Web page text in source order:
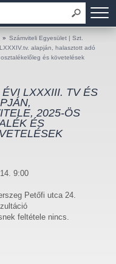
» Számviteli Egyesület | Szt.
alapján, halasztott adó
és követelések
LXXXIII. TV ÉS
2025-ÖS
ÉS
9:00
Petőfi utca 24.
feltétele nincs.